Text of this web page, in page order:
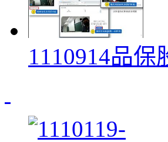
1110914品保